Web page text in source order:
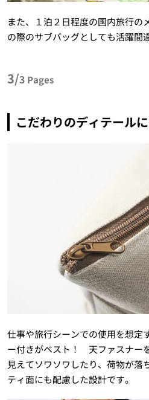
また、１泊２日程度の国内旅行の
の際のサブバッグとしても活躍間
3/3 Pages
こだわりのディテール
仕事や旅行シーンでの使用を想定
ー付きがベスト！ 天ファスナー
見えてソワソワしたり、荷物が落
ティ面にも配慮した設計です。